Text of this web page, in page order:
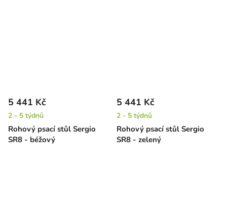
Rohový psací stůl Sergio
SR8 - béžový
5 441 Kč
2 - 5 týdnů
Rohový psací stůl Sergio
SR8 - zelený
5 441 Kč
2 - 5 týdnů